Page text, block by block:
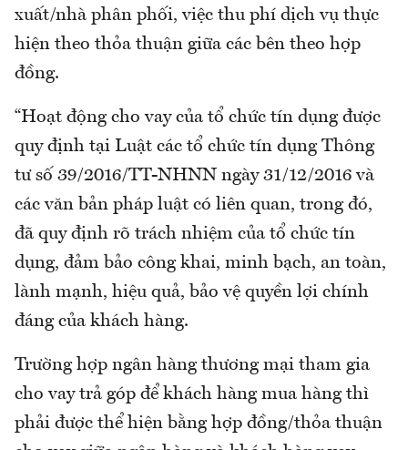
xuất/nhà phân phối, việc thu phí dịch vụ thực
hiện theo thỏa thuận giữa các bên theo hợp
đồng.
“Hoạt động cho vay của tổ chức tín dụng được
quy định tại Luật các tổ chức tín dụng Thông
tư số 39/2016/TT-NHNN ngày 31/12/2016 và
các văn bản pháp luật có liên quan, trong đó,
đã quy định rõ trách nhiệm của tổ chức tín
dụng, đảm bảo công khai, minh bạch, an toàn,
lành mạnh, hiệu quả, bảo vệ quyền lợi chính
đáng của khách hàng.
Trường hợp ngân hàng thương mại tham gia
cho vay trả góp để khách hàng mua hàng thì
phải được thể hiện bằng hợp đồng/thỏa thuận